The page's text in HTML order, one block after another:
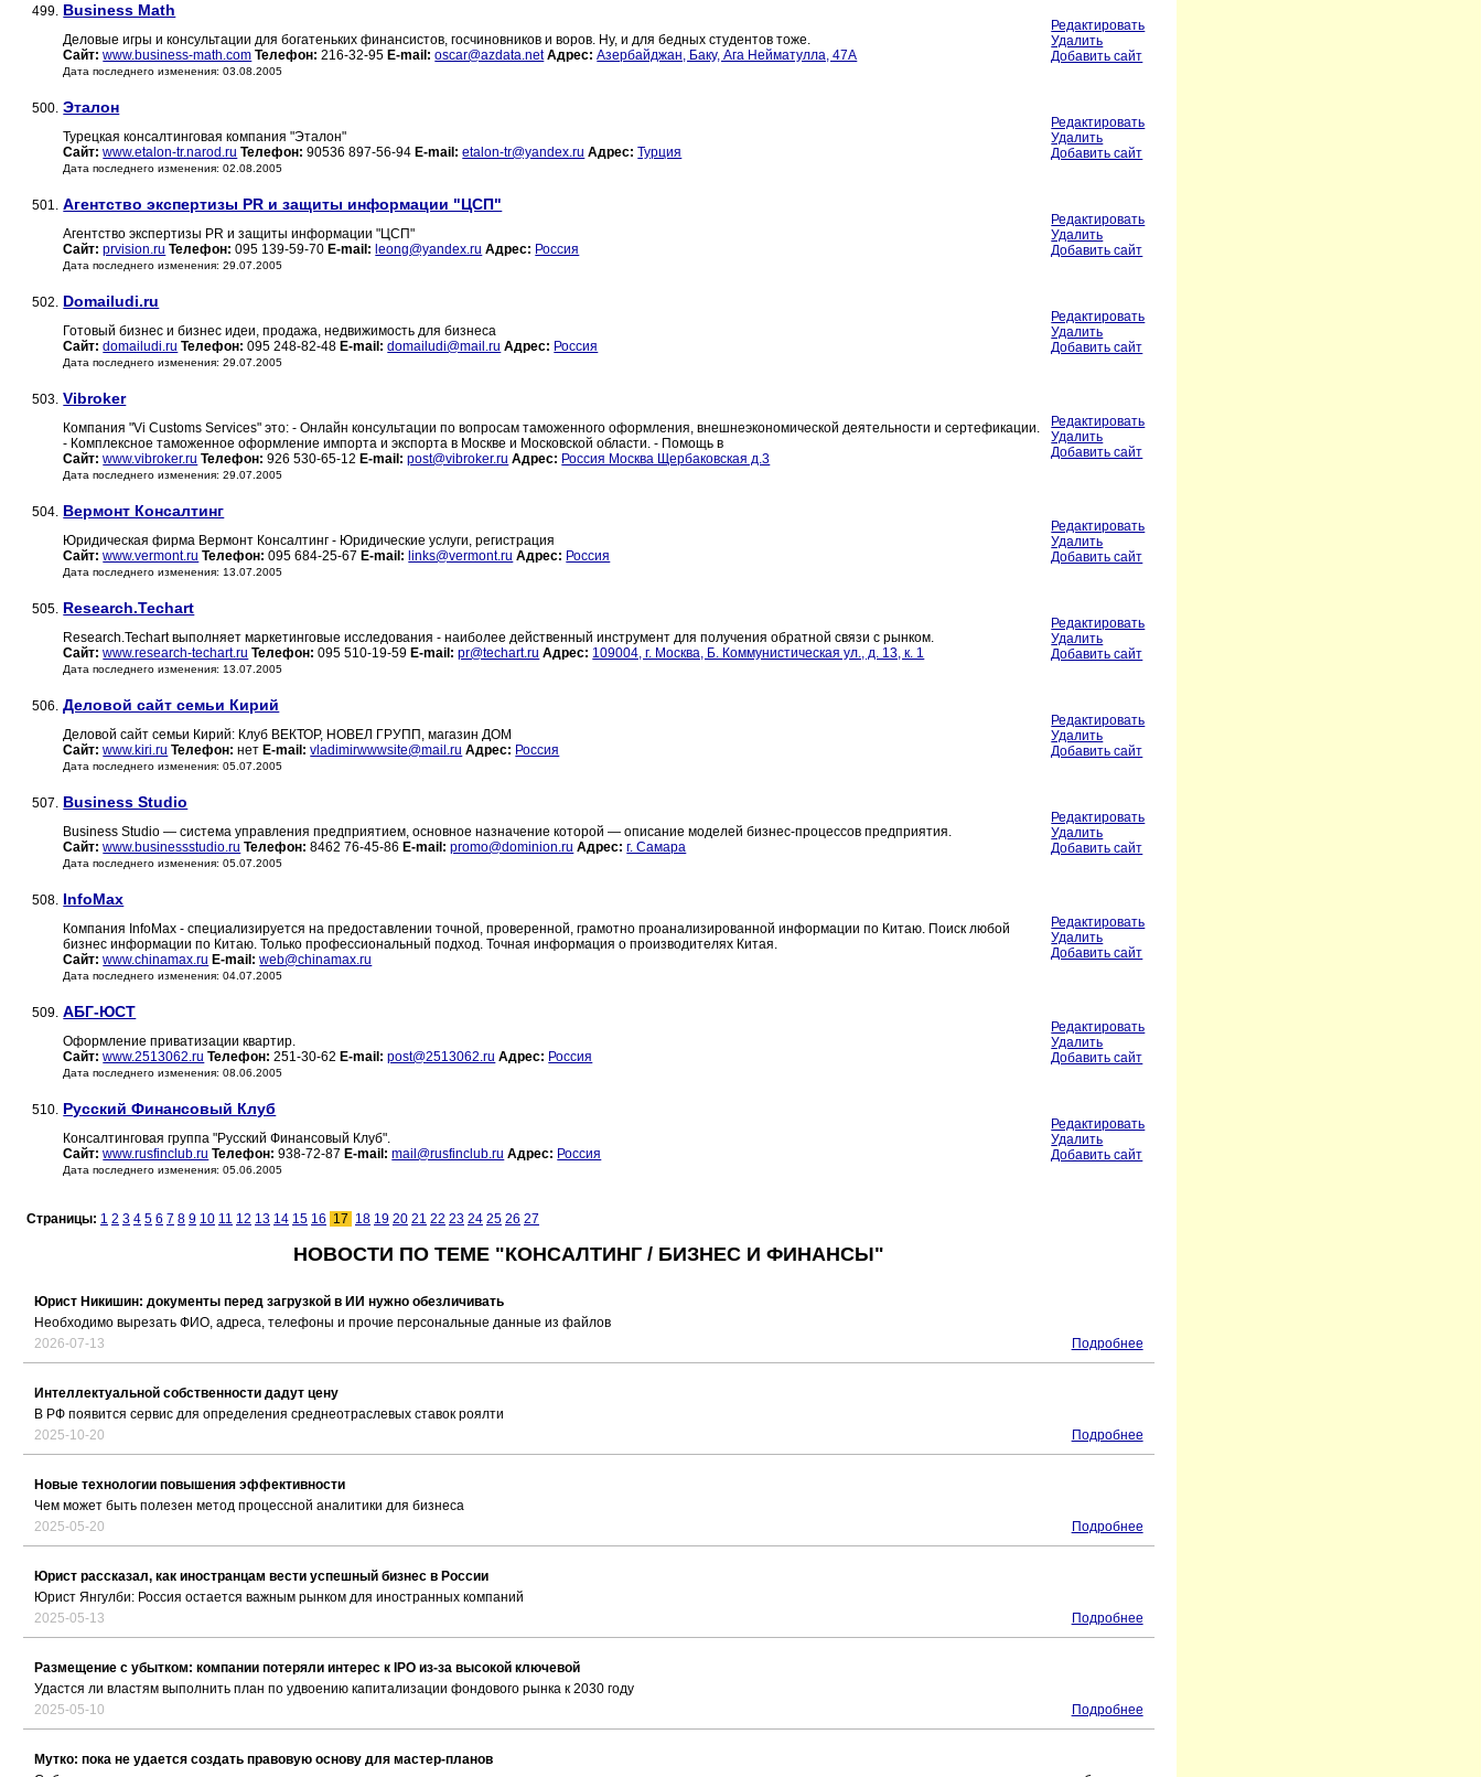
499. Business Math
Деловые игры и консультации для богатеньких финансистов, госчиновников и воров. Ну, и для бедных студентов тоже.
Сайт: www.business-math.com Телефон: 216-32-95 E-mail: oscar@azdata.net Адрес: Азербайджан, Баку, Ага Нейматулла, 47А
Дата последнего изменения: 03.08.2005
Редактировать
Удалить
Добавить сайт
500. Эталон
Турецкая консалтинговая компания "Эталон"
Сайт: www.etalon-tr.narod.ru Телефон: 90536 897-56-94 E-mail: etalon-tr@yandex.ru Адрес: Турция
Дата последнего изменения: 02.08.2005
Редактировать
Удалить
Добавить сайт
501. Агентство экспертизы PR и защиты информации "ЦСП"
Агентство экспертизы PR и защиты информации "ЦСП"
Сайт: prvision.ru Телефон: 095 139-59-70 E-mail: leong@yandex.ru Адрес: Россия
Дата последнего изменения: 29.07.2005
Редактировать
Удалить
Добавить сайт
502. Domailudi.ru
Готовый бизнес и бизнес идеи, продажа, недвижимость для бизнеса
Сайт: domailudi.ru Телефон: 095 248-82-48 E-mail: domailudi@mail.ru Адрес: Россия
Дата последнего изменения: 29.07.2005
Редактировать
Удалить
Добавить сайт
503. Vibroker
Компания "Vi Customs Services" это: - Онлайн консультации по вопросам таможенного оформления, внешнеэкономической деятельности и сертефикации.
- Комплексное таможенное оформление импорта и экспорта в Москве и Московской области. - Помощь в
Сайт: www.vibroker.ru Телефон: 926 530-65-12 E-mail: post@vibroker.ru Адрес: Россия Москва Щербаковская д.3
Дата последнего изменения: 29.07.2005
Редактировать
Удалить
Добавить сайт
504. Вермонт Консалтинг
Юридическая фирма Вермонт Консалтинг - Юридические услуги, регистрация
Сайт: www.vermont.ru Телефон: 095 684-25-67 E-mail: links@vermont.ru Адрес: Россия
Дата последнего изменения: 13.07.2005
Редактировать
Удалить
Добавить сайт
505. Research.Techart
Research.Techart выполняет маркетинговые исследования - наиболее действенный инструмент для получения обратной связи с рынком.
Сайт: www.research-techart.ru Телефон: 095 510-19-59 E-mail: pr@techart.ru Адрес: 109004, г. Москва, Б. Коммунистическая ул., д. 13, к. 1
Дата последнего изменения: 13.07.2005
Редактировать
Удалить
Добавить сайт
506. Деловой сайт семьи Кирий
Деловой сайт семьи Кирий: Клуб ВЕКТОР, НОВЕЛ ГРУПП, магазин ДОМ
Сайт: www.kiri.ru Телефон: нет E-mail: vladimirwwwsite@mail.ru Адрес: Россия
Дата последнего изменения: 05.07.2005
Редактировать
Удалить
Добавить сайт
507. Business Studio
Business Studio — система управления предприятием, основное назначение которой — описание моделей бизнес-процессов предприятия.
Сайт: www.businessstudio.ru Телефон: 8462 76-45-86 E-mail: promo@dominion.ru Адрес: г. Самара
Дата последнего изменения: 05.07.2005
Редактировать
Удалить
Добавить сайт
508. InfoMax
Компания InfoMax - специализируется на предоставлении точной, проверенной, грамотно проанализированной информации по Китаю. Поиск любой
бизнес информации по Китаю. Только профессиональный подход. Точная информация о производителях Китая.
Сайт: www.chinamax.ru E-mail: web@chinamax.ru
Дата последнего изменения: 04.07.2005
Редактировать
Удалить
Добавить сайт
509. АБГ-ЮСТ
Оформление приватизации квартир.
Сайт: www.2513062.ru Телефон: 251-30-62 E-mail: post@2513062.ru Адрес: Россия
Дата последнего изменения: 08.06.2005
Редактировать
Удалить
Добавить сайт
510. Русский Финансовый Клуб
Консалтинговая группа "Русский Финансовый Клуб".
Сайт: www.rusfinclub.ru Телефон: 938-72-87 E-mail: mail@rusfinclub.ru Адрес: Россия
Дата последнего изменения: 05.06.2005
Редактировать
Удалить
Добавить сайт
Страницы: 1 2 3 4 5 6 7 8 9 10 11 12 13 14 15 16 17 18 19 20 21 22 23 24 25 26 27
НОВОСТИ ПО ТЕМЕ "КОНСАЛТИНГ / БИЗНЕС И ФИНАНСЫ"
Юрист Никишин: документы перед загрузкой в ИИ нужно обезличивать
Необходимо вырезать ФИО, адреса, телефоны и прочие персональные данные из файлов
2026-07-13
Подробнее
Интеллектуальной собственности дадут цену
В РФ появится сервис для определения среднеотраслевых ставок роялти
2025-10-20
Подробнее
Новые технологии повышения эффективности
Чем может быть полезен метод процессной аналитики для бизнеса
2025-05-20
Подробнее
Юрист рассказал, как иностранцам вести успешный бизнес в России
Юрист Янгулби: Россия остается важным рынком для иностранных компаний
2025-05-13
Подробнее
Размещение с убытком: компании потеряли интерес к IPO из-за высокой ключевой
Удастся ли властям выполнить план по удвоению капитализации фондового рынка к 2030 году
2025-05-10
Подробнее
Мутко: пока не удается создать правовую основу для мастер-планов